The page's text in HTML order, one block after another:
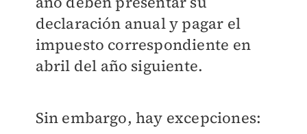
declaración anual y pagar el
impuesto correspondiente en
abril del año siguiente.
Sin embargo, hay excepciones: